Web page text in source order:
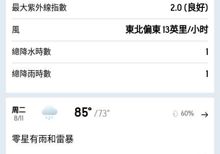
最大紫外線指數 2.0 (良好)
風 東北偏東 13英里/小时
總降水時數 1
總降雨時數 1
周二
8/11
85° /73° 60%
零星有雨和雷暴